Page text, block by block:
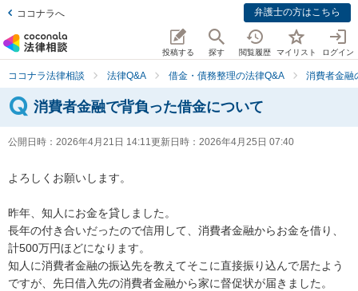
ココナラへ 弁護士の方はこちら
投稿する 探す 閲覧履歴 マイリスト ログイン
ココナラ法律相談 法律Q&A 借金・債務整理の法律Q&A 消費者金融
消費者金融で背負った借金について
公開日時： 2026年4月21日 14:11更新日時： 2026年4月25日 07:40
よろしくお願いします。
昨年、知人にお金を貸しました。
長年の付き合いだったので信用して、消費者金融からお金を借り、
計500万円ほどになります。
知人に消費者金融の振込先を教えてそこに直接振り込んで居たよう
ですが、先日借入先の消費者金融から家に督促状が届きました。